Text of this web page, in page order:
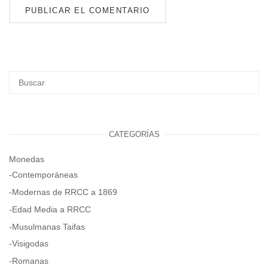
CATEGORÍAS
Monedas
-Contemporáneas
-Modernas de RRCC a 1869
-Edad Media a RRCC
-Musulmanas Taifas
-Visigodas
-Romanas